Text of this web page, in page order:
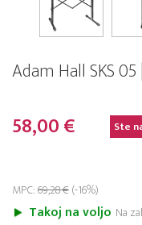
Adam Hall SKS
58,00 € Ste
MPC:69,28 €(-16%)
Takoj na voljo Na